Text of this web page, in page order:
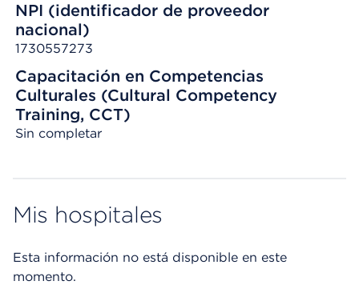
NPI (identificador de proveedor
nacional)
1730557273
Capacitación en Competencias
Culturales (Cultural Competency
Training, CCT)
Sin completar
Mis hospitales
Esta información no está disponible en este
momento.